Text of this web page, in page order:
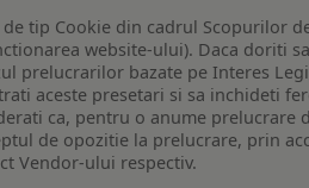
tip Cookie din cadrul Scopurilor
website-ului). Daca doriti
prelucrarilor bazate pe Interes
aceste presetari si sa inchideti
ca, pentru o anume
de opozitie la prelucrare, prin
Vendor-ului respectiv.